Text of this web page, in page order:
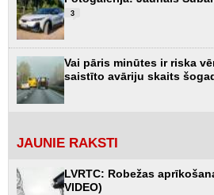
3
Vai pāris minūtes ir riska
saistīto avāriju skaits
JAUNIE RAKSTI
LVRTC: Robežas
VIDEO)